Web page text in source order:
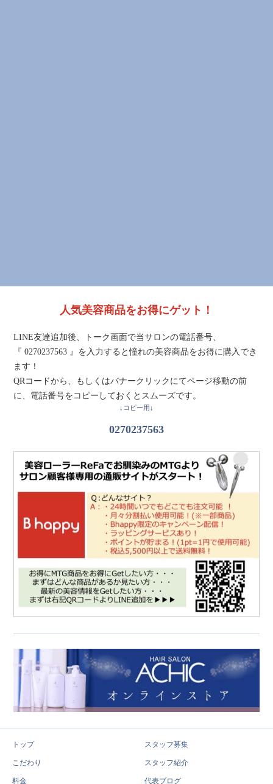
人気美容商品をお得にゲット！
LINE友達追加後、トーク画面で当サロンの電話番号、
『 0270237563 』を入力すると憧れの美容商品をお得に購入でき
ます！
QRコードから、もしくはバナークリックにてページ移動の前
に、電話番号をコピーしておくとスムーズです。
↓コピー用↓
0270237563
トップ
こだわり
料金
スタッフ募集
スタッフ紹介
代表ブログ